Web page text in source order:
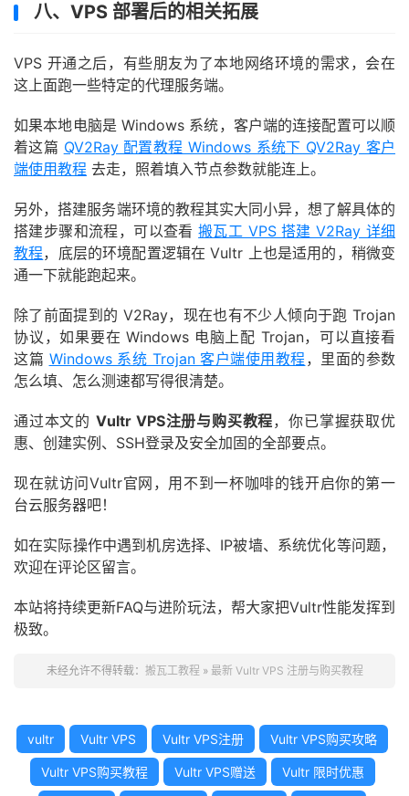
八、VPS 部署后的相关拓展
VPS 开通之后，有些朋友为了本地网络环境的需求，会在
这上面跑一些特定的代理服务端。
如果本地电脑是 Windows 系统，客户端的连接配置可以顺
着这篇 QV2Ray 配置教程 Windows 系统下 QV2Ray 客户
端使用教程 去走，照着填入节点参数就能连上。
另外，搭建服务端环境的教程其实大同小异，想了解具体的
搭建步骤和流程，可以查看搬瓦工 VPS 搭建 V2Ray 详细
教程，底层的环境配置逻辑在 Vultr 上也是适用的，稍微变
通一下就能跑起来。
除了前面提到的 V2Ray，现在也有不少人倾向于跑 Trojan
协议，如果要在 Windows 电脑上配 Trojan，可以直接看
这篇 Windows 系统 Trojan 客户端使用教程 ，里面的参数
怎么填、怎么测速都写得很清楚。
通过本文的 Vultr VPS注册与购买教程，你已掌握获取优
惠、创建实例、SSH登录及安全加固的全部要点。
现在就访问Vultr官网，用不到一杯咖啡的钱开启你的第一
台云服务器吧！
如在实际操作中遇到机房选择、IP被墙、系统优化等问题，
欢迎在评论区留言。
本站将持续更新FAQ与进阶玩法，帮大家把Vultr性能发挥到
极致。
未经允许不得转载： 搬瓦工教程 » 最新 Vultr VPS 注册与购买教程
vultr Vultr VPS Vultr VPS注册 Vultr VPS购买攻略
Vultr VPS购买教程 Vultr VPS赠送 Vultr 限时优惠